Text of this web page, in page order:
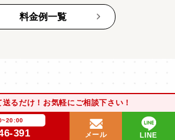
料金例一覧
るだけ！お気軽にご相談下さい！
391 メール LINE